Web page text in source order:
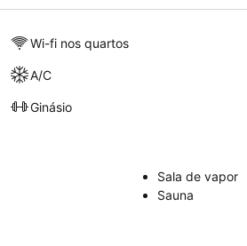
Wi-fi nos quartos
A/C
Ginásio
Sala de vapor
Sauna